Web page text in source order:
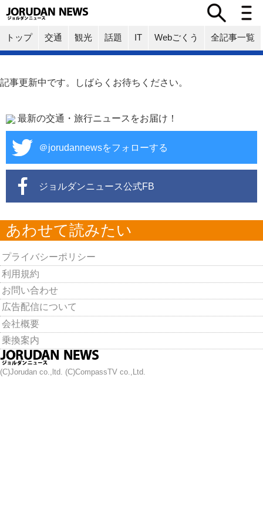
トップ 交通 観光 話題 IT Webごくう 全記事一覧
記事更新中です。しばらくお待ちください。
最新の交通・旅行ニュースをお届け！
＠jorudannewsをフォローする
ジョルダンニュース公式FB
あわせて読みたい
プライバシーポリシー
利用規約
お問い合わせ
広告配信について
会社概要
乗換案内
(C)Jorudan co.,ltd. (C)CompassTV co.,Ltd.